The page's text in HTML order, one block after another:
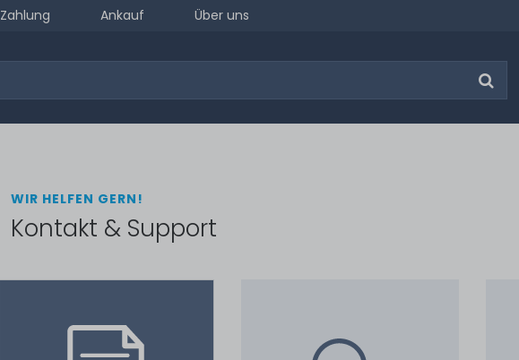
Zahlung Ankauf Über uns
WIR HELFEN GERN!
Kontakt & Support